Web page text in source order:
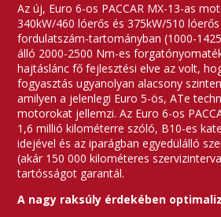
Az új, Euro 6-os PACCAR MX-13-as
340kW/460 lóerős és 375kW/510
fordulatszám-tartományban (1000-
álló 2000-2500 Nm-es
hajtáslánc fő fejlesztési elve az volt,
fogyasztás ugyanolyan alacsony
amilyen a jelenlegi Euro 5-ös, ATe
motorokat jellemzi. Az Euro 6-os
1,6 millió kilométerre szóló, B10-es
idejével és az iparágban egyedülálló
(akár 150 000 kilométeres
tartósságot garantál.
A nagy raksúly érdekében